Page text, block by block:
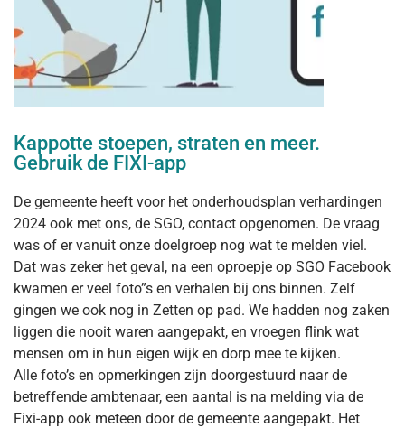
Kappotte stoepen, straten en meer.
Gebruik de FIXI-app
De gemeente heeft voor het onderhoudsplan verhardingen
2024 ook met ons, de SGO, contact opgenomen. De vraag
was of er vanuit onze doelgroep nog wat te melden viel.
Dat was zeker het geval, na een oproepje op SGO Facebook
kwamen er veel foto”s en verhalen bij ons binnen. Zelf
gingen we ook nog in Zetten op pad. We hadden nog zaken
liggen die nooit waren aangepakt, en vroegen flink wat
mensen om in hun eigen wijk en dorp mee te kijken.
Alle foto’s en opmerkingen zijn doorgestuurd naar de
betreffende ambtenaar, een aantal is na melding via de
Fixi-app ook meteen door de gemeente aangepakt. Het